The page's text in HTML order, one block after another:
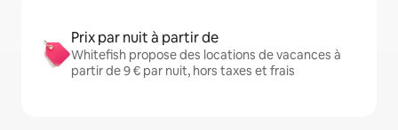
Prix par nuit à partir de
Whitefish propose des locations de vacances à
partir de 9 € par nuit, hors taxes et frais